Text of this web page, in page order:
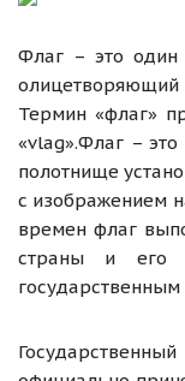
Флаг – это один
Термин «флаг»
«vlag».Флаг –
полотнище
с изображением
времен флаг
страны и его